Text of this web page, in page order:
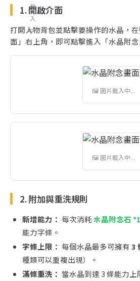
1. 開啟介面
打開人物背包並點擊要操作的水晶，
面」右上角，即可點擊進入「水晶附念
2. 附加與重洗規則
新增能力： 每次消耗水晶附念石 *1
能力字條。
字條上限： 每個水晶最多可擁有3
種類可以重複出現）。
滿條重洗： 當水晶到達 3 條能力